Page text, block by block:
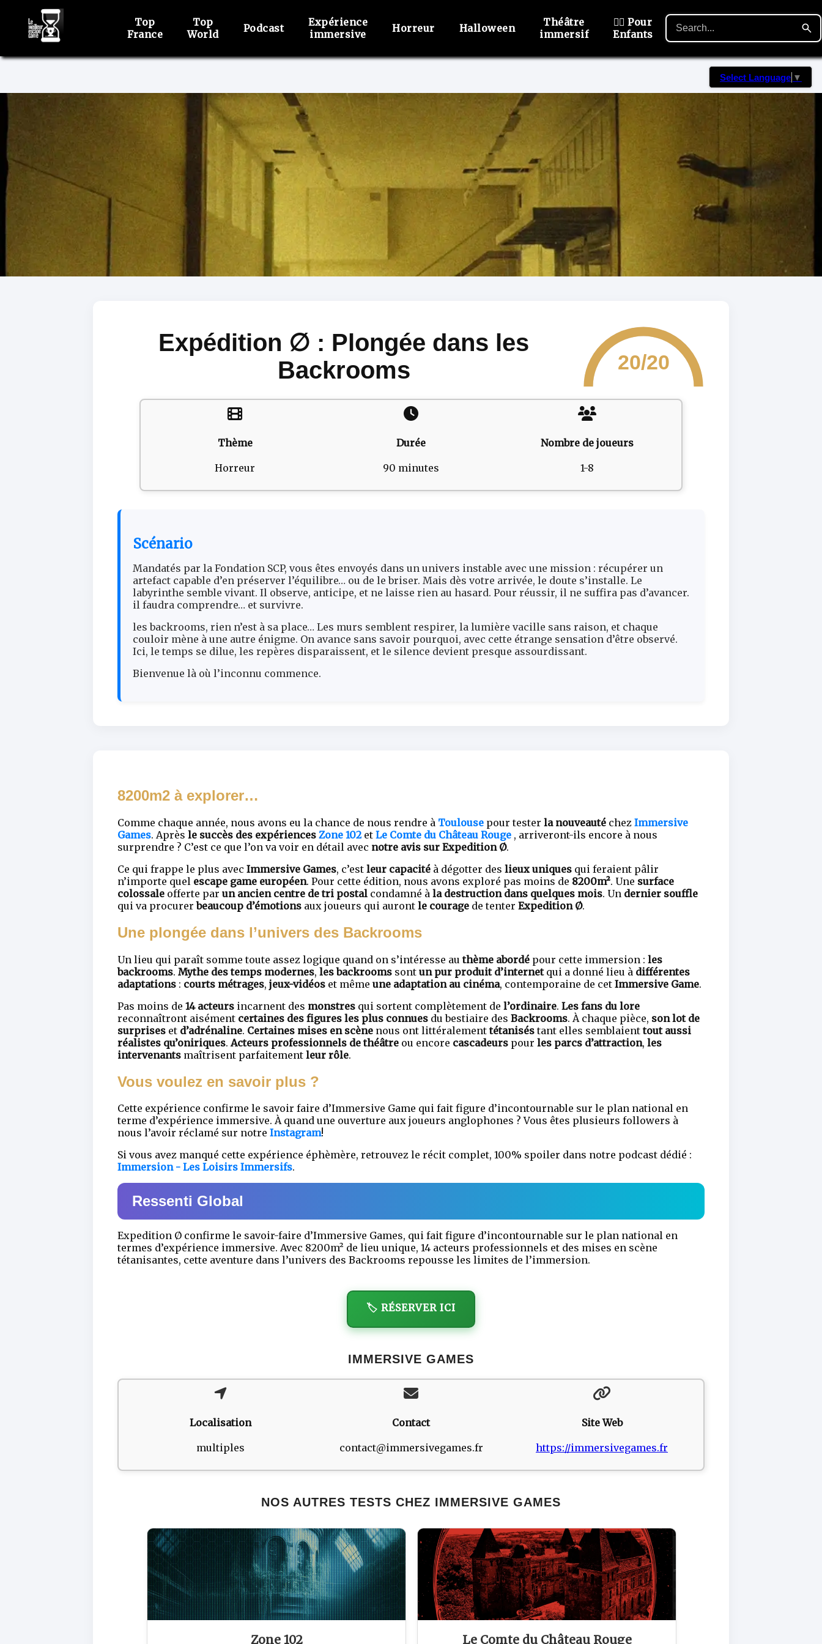
Top
France
Top
World
Podcast
Expérience
immersive
Horreur Halloween
Théâtre
immersif
🙋‍♂️ Pour
Enfants
Select Language ▼
Expédition ∅ : Plongée dans les
Backrooms
20/20
Thème
Horreur
Durée
90 minutes
Nombre de joueurs
1-8
Scénario
Mandatés par la Fondation SCP, vous êtes envoyés dans un univers instable avec une mission : récupérer un
artefact capable d’en préserver l’équilibre… ou de le briser. Mais dès votre arrivée, le doute s’installe. Le
labyrinthe semble vivant. Il observe, anticipe, et ne laisse rien au hasard. Pour réussir, il ne suffira pas d’avancer.
il faudra comprendre… et survivre.
les backrooms, rien n’est à sa place… Les murs semblent respirer, la lumière vacille sans raison, et chaque
couloir mène à une autre énigme. On avance sans savoir pourquoi, avec cette étrange sensation d’être observé.
Ici, le temps se dilue, les repères disparaissent, et le silence devient presque assourdissant.
Bienvenue là où l’inconnu commence.
8200m2 à explorer…
Comme chaque année, nous avons eu la chance de nous rendre à Toulouse pour tester la nouveauté chez Immersive
Games. Après le succès des expériences Zone 102et Le Comte du Château Rouge , arriveront-ils encore à nous
surprendre ? C’est ce que l’on va voir en détail avec notre avis sur Expedition Ø.
Ce qui frappe le plus avec Immersive Games, c’est leur capacité à dégotter des lieux uniques qui feraient pâlir
n’importe quel escape game européen. Pour cette édition, nous avons exploré pas moins de 8200m². Une surface
colossale offerte par un ancien centre de tri postal condamné à la destruction dans quelques mois. Un dernier souffle
qui va procurerbeaucoup d’émotions aux joueurs qui auront le courage de tenter Expedition Ø.
Une plongée dans l’univers des Backrooms
Un lieu qui paraît somme toute assez logique quand on s’intéresse authème abordé pour cette immersion : les
backrooms. Mythe des temps modernes, les backrooms sont un pur produit d’internetqui a donné lieu à différentes
adaptations : courts métrages, jeux-vidéos et même une adaptation au cinéma, contemporaine de cet Immersive Game.
Pas moins de 14 acteurs incarnent des monstres qui sortent complètement de l’ordinaire. Les fans du lore
reconnaîtront aisément certaines des figures les plus connues du bestiaire des Backrooms. À chaque pièce, son lot de
surprises et d’adrénaline. Certaines mises en scène nous ont littéralementtétaniséstant elles semblaienttout aussi
réalistes qu’oniriques. Acteurs professionnels de théâtre ou encore cascadeurs pour les parcs d’attraction, les
intervenants maîtrisent parfaitement leur rôle.
Vous voulez en savoir plus ?
Cette expérience confirme le savoir faire d’Immersive Game qui fait figure d’incontournable sur le plan national en
terme d’expérience immersive. À quand une ouverture aux joueurs anglophones ? Vous êtes plusieurs followers à
nous l’avoir réclamé sur notre Instagram!
Si vous avez manqué cette expérience éphèmère, retrouvez le récit complet, 100% spoiler dans notre podcast dédié :
Immersion - Les Loisirs Immersifs.
Ressenti Global
Expedition Ø confirme le savoir-faire d’Immersive Games, qui fait figure d’incontournable sur le plan national en
termes d’expérience immersive. Avec 8200m² de lieu unique, 14 acteurs professionnels et des mises en scène
tétanisantes, cette aventure dans l’univers des Backrooms repousse les limites de l’immersion.
🏷️ RÉSERVER ICI
IMMERSIVE GAMES
Localisation
multiples
Contact
contact@immersivegames.fr
Site Web
https://immersivegames.fr
NOS AUTRES TESTS CHEZ IMMERSIVE GAMES
Zone 102 Le Comte du Château Rouge